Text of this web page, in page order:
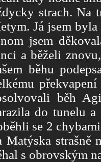
strach. Na
Já jsem
jsem
a běželi
běhu
běh
do tunelu
se 2
Matýska strašně
s obrovským